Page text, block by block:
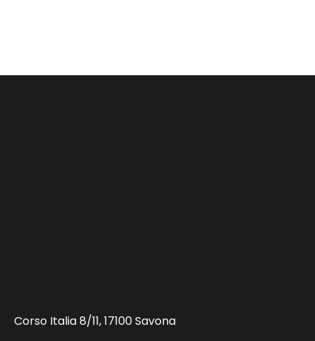
Corso Italia 8/11, 17100 Savona